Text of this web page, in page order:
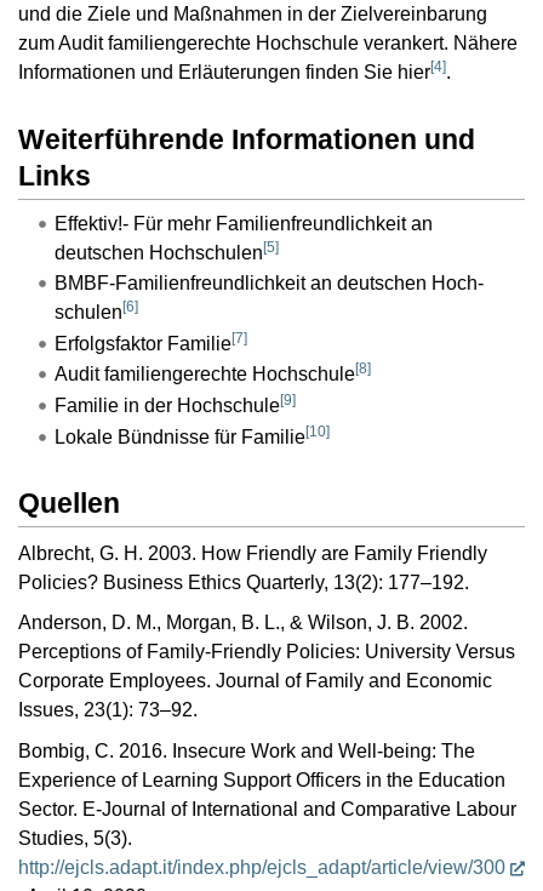
und die Ziele und Maßnahmen in der Zielvereinbarung
zum Audit familiengerechte Hochschule verankert. Nähere
Informationen und Erläuterungen finden Sie hier[4].
Weiterführende Informationen und
Links
Effektiv!- Für mehr Familienfreundlichkeit an
deutschen Hochschulen[5]
BMBF-Familienfreundlichkeit an deutschen Hoch-
schulen [6]
Erfolgsfaktor Familie[7]
Audit familiengerechte Hochschule[8]
Familie in der Hochschule[9]
Lokale Bündnisse für Familie[10]
Quellen
Albrecht, G. H. 2003. How Friendly are Family Friendly
Policies? Business Ethics Quarterly, 13(2): 177–192.
Anderson, D. M., Morgan, B. L., & Wilson, J. B. 2002.
Perceptions of Family-Friendly Policies: University Versus
Corporate Employees. Journal of Family and Economic
Issues, 23(1): 73–92.
Bombig, C. 2016. Insecure Work and Well-being: The
Experience of Learning Support Officers in the Education
Sector. E-Journal of International and Comparative Labour
Studies, 5(3).
http://ejcls.adapt.it/index.php/ejcls_adapt/article/view/300